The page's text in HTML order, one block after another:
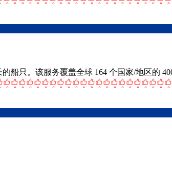
只。该服务覆盖全球 164 个国家/地区的